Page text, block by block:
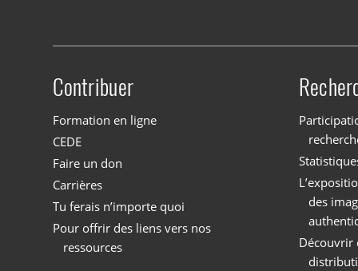
Site menu
Contribuer
Formation en ligne
CEDE
Faire un don
Carrières
Tu ferais n’importe quoi
Pour offrir des liens vers nos
ressources
des
Découvrir